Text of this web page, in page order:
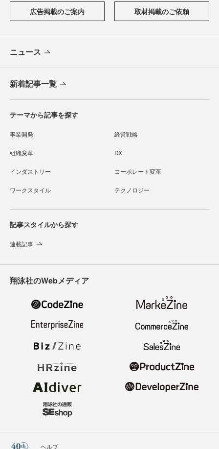
広告掲載のご案内 取材掲載のご依頼
ニュース
新着記事一覧
テーマから記事を探す
事業開発 経営戦略
組織変革 DX
インダストリー コーポレート変革
ワークスタイル テクノロジー
記事スタイルから探す
連載記事
翔泳社のWebメディア
ヘルプ